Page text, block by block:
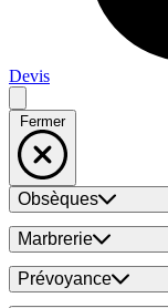
Devis
Fermer
Obsèques
Marbrerie
Prévoyance